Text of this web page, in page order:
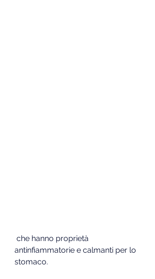
antinfiammatorie e calmanti per lo
stomaco.